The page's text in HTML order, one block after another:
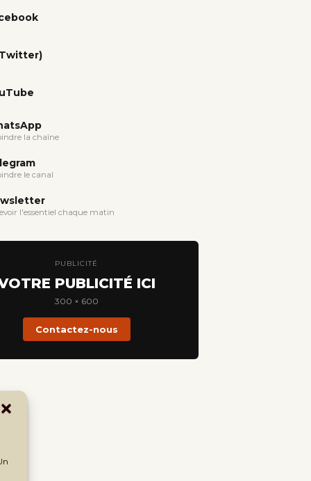
la chaîne
le canal
l'essentiel chaque matin
PUBLICITÉ
PUBLICITÉ ICI
300 × 600
Contactez-nous